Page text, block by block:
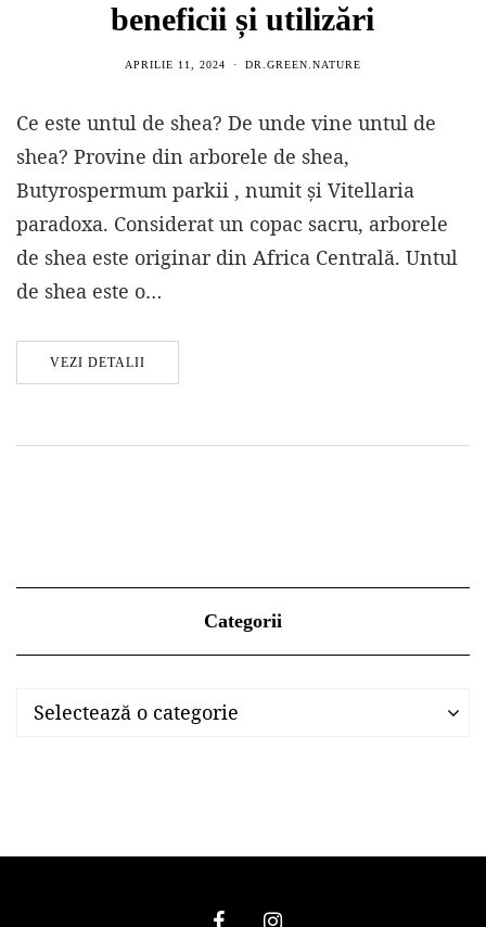
beneficii și utilizări
APRILIE 11, 2024 DR.GREEN.NATURE
Ce este untul de shea? De unde vine untul de
shea? Provine din arborele de shea,
Butyrospermum parkii , numit și Vitellaria
paradoxa. Considerat un copac sacru, arborele
de shea este originar din Africa Centrală. Untul
de shea este o…
VEZI DETALII
Categorii
Categorii
Selectează o categorie
Categorii